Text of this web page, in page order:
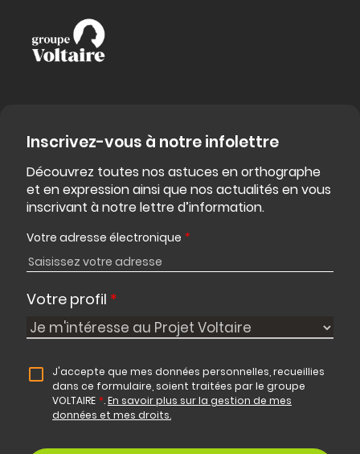
Inscrivez-vous à notre infolettre
Découvrez toutes nos astuces en orthographe
et en expression ainsi que nos actualités en vous
inscrivant à notre lettre d’information.
Votre adresse électronique *
Votre profil *
J'accepte que mes données personnelles, recueillies
dans ce formulaire, soient traitées par le groupe
VOLTAIRE *.En savoir plus sur la gestion de mes
données et mes droits.